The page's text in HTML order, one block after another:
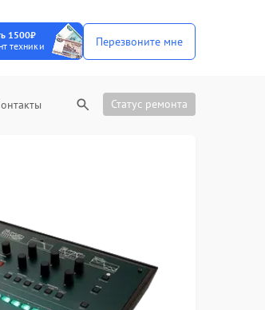
1500₽
техники
Перезвоните мне
Статус ремонта